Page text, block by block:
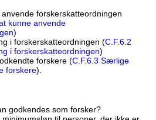
forskerskatteordningen
kunne anvende
)
i forskerskatteordningen (C.F.6.2
i forskerskatteordningen)
forskere (C.F.6.3 Særlige
forskere).
godkendes som forsker?